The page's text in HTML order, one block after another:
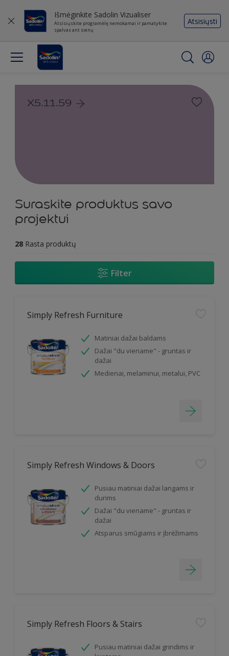
Išmėginkite Sadolin Vizualiser
Atsisiųskite programėlę nemokamai ir pamatykite
spalvas ant sienų
Atsisiųsti
X5.11.59
Suraskite produktus savo
projektui
28 Rasta produktų
Filter
Simply Refresh Furniture
Matiniai dažai baldams
Dažai "du viename" - gruntas ir
dažai
Medienai, melaminui, metalui, PVC
Simply Refresh Windows & Doors
Pusiau matiniai dažai langams ir
durims
Dažai "du viename" - gruntas ir
dažai
Atsparus smūgiams ir įbrėžimams
Simply Refresh Floors & Stairs
Pusiau matiniai dažai grindims ir